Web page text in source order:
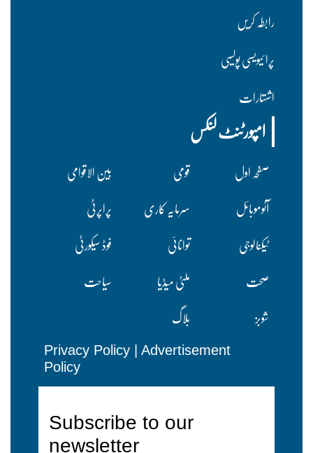
رابطہ کریں
پرا ئیویسی پولسیی
اشتہارات
امپورٹنٹ لنکس
صفحہ اول قومی
بین الاقوامی
آٹوموبائل
سرمایہ کاری
پراپرٹی
ٹیکنالوجی
توانائی
فوڈ سیکورٹی
صحت
ملٹی میڈیا
سیاحت
شوبز
بلاگ
Privacy Policy | Advertisement
Policy
Subscribe to our
newsletter